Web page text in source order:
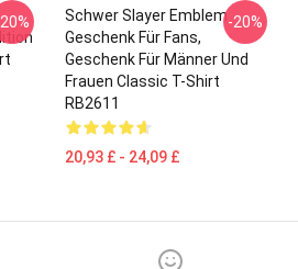
Schwer Slayer Emblem
Geschenk Für Fans,
Geschenk Für Männer Und
Frauen Classic T-Shirt
RB2611
20,93 £ - 24,09 £
-20%